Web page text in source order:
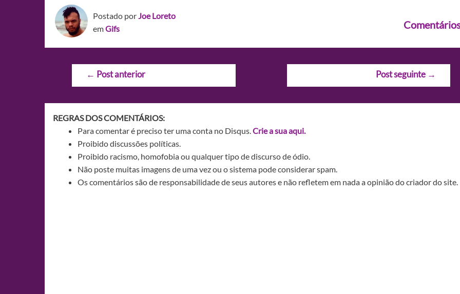
Postado porJoe Loreto
emGifs
Navegação
← Post anterior Post seguinte →
REGRAS DOS COMENTÁRIOS:
Para comentar é preciso ter uma conta no Disqus.Crie a sua aqui.
Proibido discussões políticas.
Proibido racismo, homofobia ou qualquer tipo de discurso de ódio.
Não poste muitas imagens de uma vez ou o sistema pode considerar spam.
Os comentários são de responsabilidade de seus autores e não refletem em nada a opinião do criador do site.